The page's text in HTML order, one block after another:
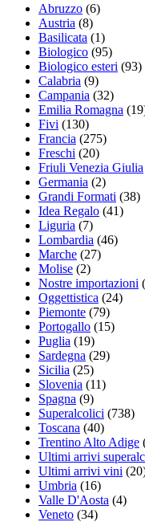
Abruzzo (6)
Austria (8)
Basilicata (1)
Biologico (95)
Biologico esteri (93)
Calabria (9)
Campania (32)
Emilia Romagna
Fivi (130)
Francia (275)
Freschi (20)
Friuli Venezia Giulia
Germania (2)
Grandi Formati (38)
Idea Regalo (41)
Liguria (7)
Lombardia (46)
Marche (27)
Molise (2)
Nostre importazioni
Oggettistica (24)
Piemonte (79)
Portogallo (15)
Puglia (19)
Sardegna (29)
Sicilia (25)
Slovenia (11)
Spagna (9)
Superalcolici (738)
Toscana (40)
Trentino Alto Adige
Ultimi arrivi
Ultimi arrivi vini
Umbria (16)
Valle D'Aosta (4)
Veneto (34)